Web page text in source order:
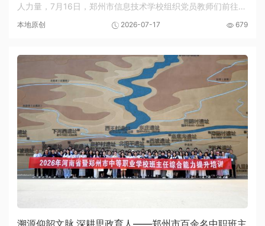
人力量，7月16日，郑州市信息技术学校组织党员教师们前往兰
题红色研学活动。盛夏的兰考，泡桐苍翠...
本地原创 2026-07-17 679